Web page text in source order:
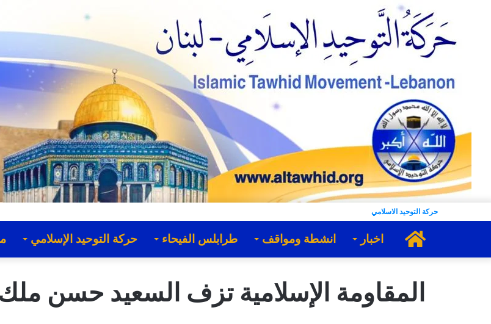
حركة التوحيد الاسلامي
الرئيسية
اخبار انشطة ومواقف طرابلس الفيحاء حركة التوحيد الإسلامي
المقاومة الإسلامية تزف السعيد حسن